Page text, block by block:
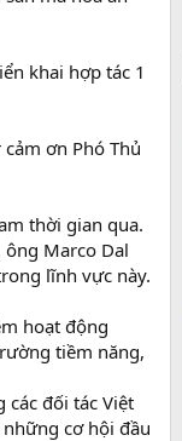
khai hợp tác 1
ơn Phó Thủ
thời gian qua.
Marco Dal
lĩnh vực này.
hoạt động
tiềm năng,
các đối tác Việt
cơ hội đầu